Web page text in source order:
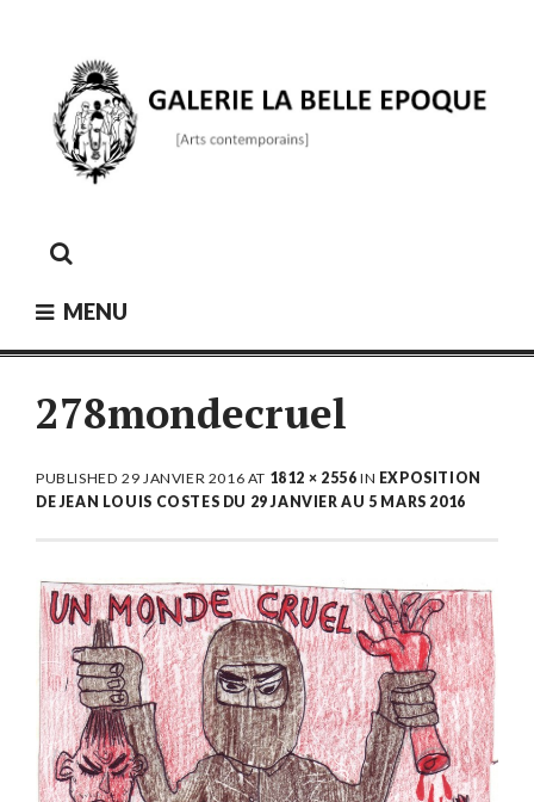
MENU
278mondecruel
PUBLISHED29 JANVIER 2016 AT 1812 × 2556 IN EXPOSITION
DE JEAN LOUIS COSTES DU 29 JANVIER AU 5 MARS 2016